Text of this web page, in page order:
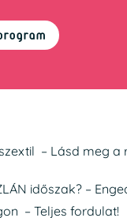
– Lásd meg a
időszak? –
– Teljes fordulat!